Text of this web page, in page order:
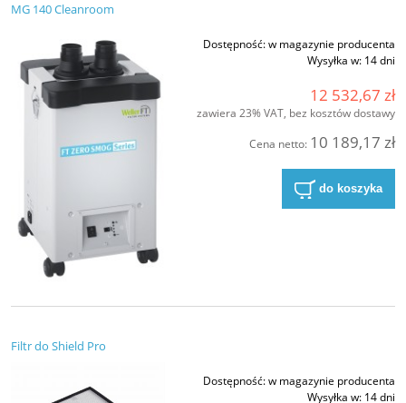
MG 140 Cleanroom
Dostępność:w magazynie producenta
Wysyłka w: 14 dni
12 532,67 zł
zawiera 23% VAT, bez kosztów dostawy
Cena netto: 10 189,17 zł
do koszyka
Filtr do Shield Pro
Dostępność:w magazynie producenta
Wysyłka w: 14 dni